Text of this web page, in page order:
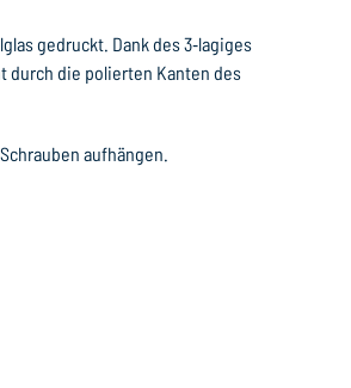
gedruckt. Dank des 3‐lagiges
durch die polierten Kanten des
aufhängen.